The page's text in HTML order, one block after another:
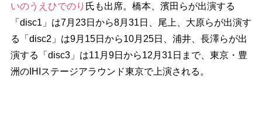
いのうえひでのり 氏も出席。橋本、濱田らが出演する
「disc1」は7月23日から8月31日、尾上、大原らが出演す
る「disc2」は9月15日から10月25日、浦井、長澤らが出
演する「disc3」は11月9日から12月31日まで、東京・豊
洲のIHIステージアラウンド東京で上演される。